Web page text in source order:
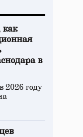
как
в
2026 году